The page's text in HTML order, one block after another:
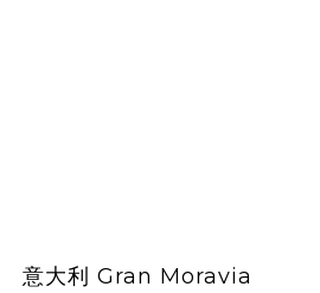
意大利 Gran Moravia